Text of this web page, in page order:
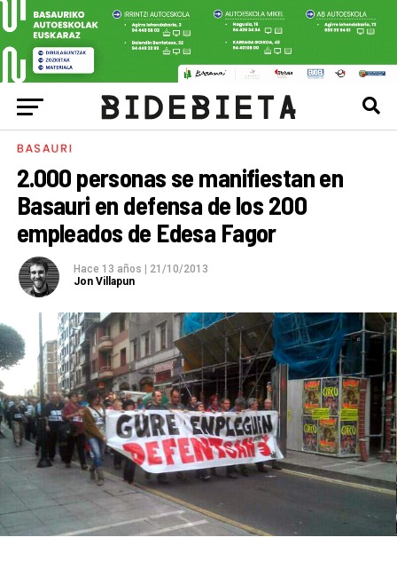
BASAURI
2.000 personas se manifiestan en
Basauri en defensa de los 200
empleados de Edesa Fagor
Hace 13 años
21/10/2013
Jon Villapun